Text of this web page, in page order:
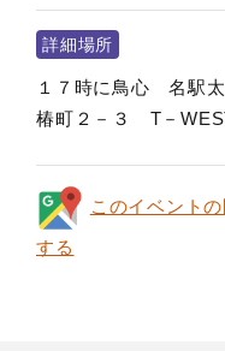
詳細場所
１７時に鳥心 名駅
椿町２－３ T－
このイベント
する